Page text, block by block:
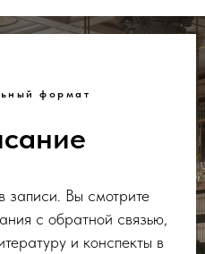
формат
записи. Вы смотрите
с обратной связью,
и конспекты в